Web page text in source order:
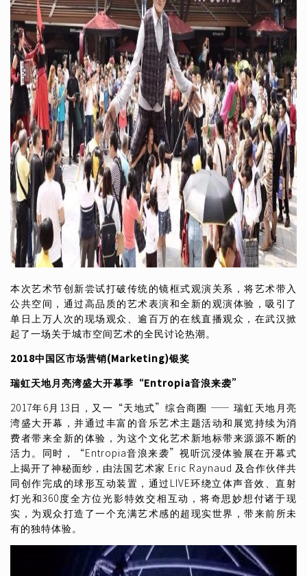
本次艺术节创新尝试打破传统的镜框式观演关系，将艺术带入
公共空间，通过高品质的艺术表演和全新的观演体验，吸引了
单日上万人次的现场观众、逾百万的在线直播观众，在武汉掀
起了一场关于城市空间艺术的全民讨论热潮。
2018中国区市场营销(Marketing)银奖
瑞虹天地月亮湾盛大开幕季 “Entropia音浪来袭”
2017年6月13日，又一“天地式”综合商圈 —— 瑞虹天地月亮
湾盛大开幕，并通过丰富的音乐艺术主题活动和展览持续为消
费者带来全新的体验，为这个文化艺术新地标带来源源不断的
活力。同时，“Entropia音浪来袭”视听沉浸体验展在开幕式
上揭开了神秘面纱，由法国艺术家 Eric Raynaud 及合作伙伴共
同创作完成的球形互动装置，通过LIVE环绕立体声音效、直射
灯光和360度全方位光影特效交相互动，将奇思妙想付诸于现
实，为观众打造了一个充满艺术感的超现实世界，带来前所未
有的独特体验。